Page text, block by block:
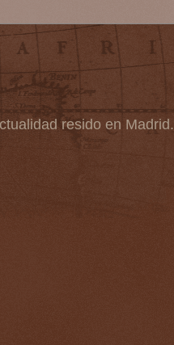
resido en Madrid.